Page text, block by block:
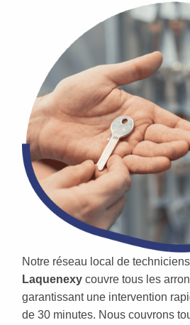
Notre réseau local de techniciens
Laquenexy couvre tous les
garantissant une intervention
de 30 minutes. Nous couvrons